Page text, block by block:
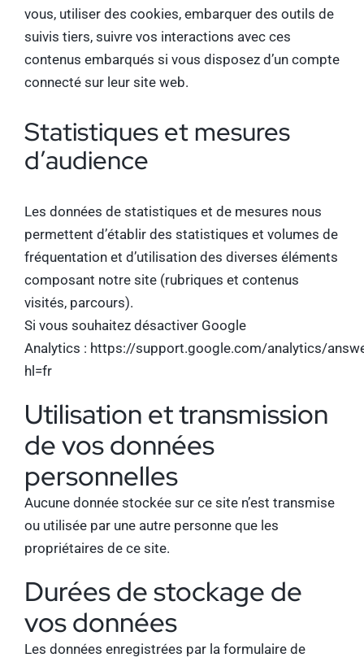
vous, utiliser des cookies, embarquer des outils de
suivis tiers, suivre vos interactions avec ces
contenus embarqués si vous disposez d’un compte
connecté sur leur site web.
Statistiques et mesures
d’audience
Les données de statistiques et de mesures nous
permettent d’établir des statistiques et volumes de
fréquentation et d’utilisation des diverses éléments
composant notre site (rubriques et contenus
visités, parcours).
Si vous souhaitez désactiver Google
Analytics : https://support.google.com/analytics/
hl=fr
Utilisation et transmission
de vos données
personnelles
Aucune donnée stockée sur ce site n’est transmise
ou utilisée par une autre personne que les
propriétaires de ce site.
Durées de stockage de
vos données
Les données enregistrées par la formulaire de